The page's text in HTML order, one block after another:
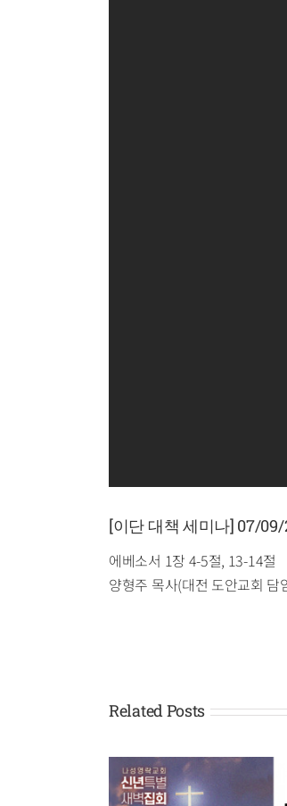
[이단 대책 세미나] 07/
에베소서 1장 4-5절, 13-14절
양형주 목사(대전 도안교회 담
Related Posts